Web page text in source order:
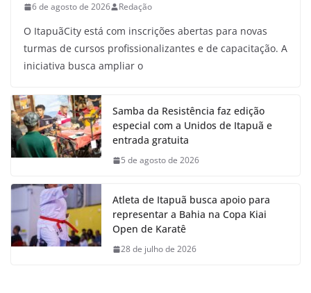
6 de agosto de 2026 Redação
O ItapuãCity está com inscrições abertas para novas
turmas de cursos profissionalizantes e de capacitação. A
iniciativa busca ampliar o
Samba da Resistência faz edição
especial com a Unidos de Itapuã e
entrada gratuita
5 de agosto de 2026
Atleta de Itapuã busca apoio para
representar a Bahia na Copa Kiai
Open de Karatê
28 de julho de 2026